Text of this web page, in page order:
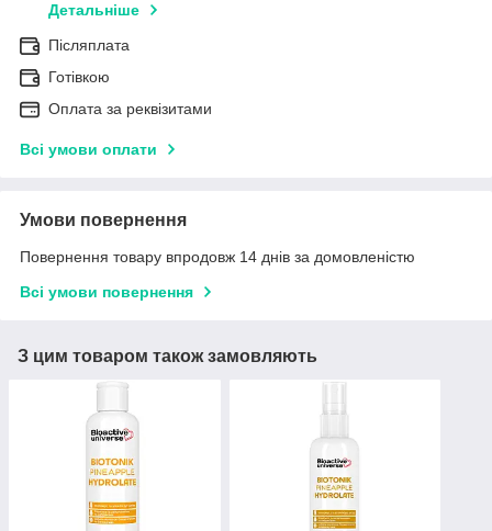
Детальніше
Післяплата
Готівкою
Оплата за реквізитами
Всі умови оплати
Умови повернення
Повернення товару впродовж 14 днів за домовленістю
Всі умови повернення
З цим товаром також замовляють